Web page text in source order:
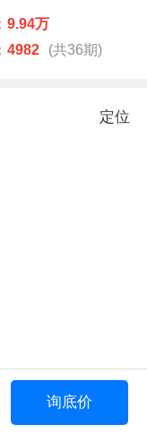
9.94万
4982 (共36期)
定位
询底价